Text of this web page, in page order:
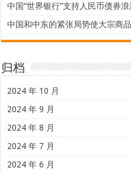
中国“世界银行”支持人民币债券浪
中国和中东的紧张局势使大宗商
归档
2024 年 10 月
2024 年 9 月
2024 年 8 月
2024 年 7 月
2024 年 6 月